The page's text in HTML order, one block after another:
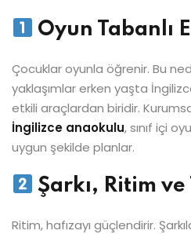
Oyun Tabanlı
Çocuklar oyunla öğrenir. Bu
yaklaşımlar erken yaşta
etkili araçlardan biridir.
İngilizce anaokulu, sınıf içi
uygun şekilde planlar.
Şarkı, Ritim
Ritim, hafızayı güçlendirir.